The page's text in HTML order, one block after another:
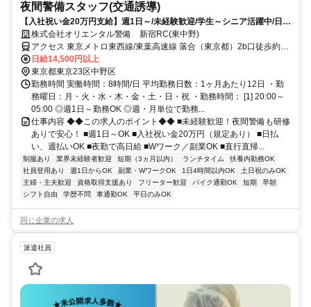
夜間警備スタッフ(交通誘導)
【入社祝い金20万円支給】週1日～/未経験歓迎/学生～シニア活躍中/日払
い・週払いOK/履歴書不要！
株式会社オリエンタル警備 新宿RC(東中野)
アクセス 東京メトロ東西線/東葉高速線 落合（東京都）2b口徒歩約3
分、ＪＲ中央本線 東中野A1口徒歩約4分、都営大江戸線 中井A1口徒
歩約9分 (面接地/新宿リクルートセンター)東京都新宿区西新宿７丁目
9-7 ニッカビル4Ｆ
日給14,500円以上
東京都東京23区中野区
勤務時間 実働時間：8時間/日 平均勤務日数：1ヶ月あたり12日 ・勤
務曜日：月・火・水・木・金・土・日・祝 ・勤務時間： [1] 20:00～
05:00 ◎週1日～勤務OK ◎週・月単位で勤務...
仕事内容 ◆◆この求人のポイント◆◆ ■未経験歓迎！夜間警備も研修
ありで安心！ ■週1日～OK ■入社祝い金20万円（規定あり） ■日払
い、週払いOK ■夜勤で高日給 ■Wワーク／副業OK ■直行直帰...
制服あり 業界未経験者歓迎 短期（3ヵ月以内） ランチタイム
扶養内勤務OK
社員登用あり
週1日からOK 副業・WワークOK 1日4時間以内OK
土日祝のみOK
主婦・主夫歓迎
資格取得支援あり フリーター歓迎 バイク通勤OK 短期
早朝
シフト自由
学歴不問 車通勤OK 平日のみOK
同じ企業の求人
派遣社員